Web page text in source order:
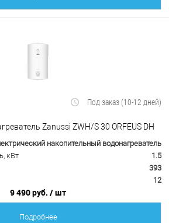
Под заказ (10-12 дней)
Zanussi ZWH/S 30 ORFEUS DH
накопительный водонагреватель
кВт
1.5
393
12
9 490 руб. / шт
Подробнее